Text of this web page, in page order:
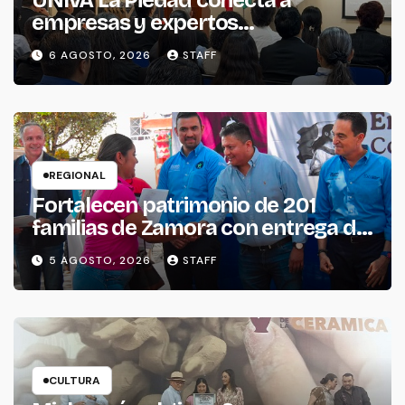
empresas y expertos
internacionales para impulsar la
productividad empresarial
6 AGOSTO, 2026 STAFF
REGIONAL
Fortalecen patrimonio de 201
familias de Zamora con entrega de
escrituras
5 AGOSTO, 2026 STAFF
CULTURA